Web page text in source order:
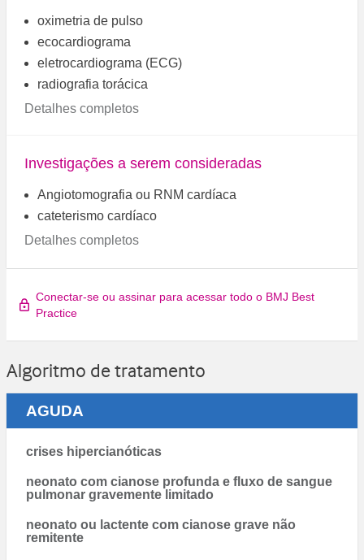
oximetria de pulso
ecocardiograma
eletrocardiograma (ECG)
radiografia torácica
Detalhes completos
Investigações a serem consideradas
Angiotomografia ou RNM cardíaca
cateterismo cardíaco
Detalhes completos
Conectar-se ou assinar para acessar todo o BMJ Best
Practice
Algoritmo de tratamento
AGUDA
crises hipercianóticas
neonato com cianose profunda e fluxo de sangue
pulmonar gravemente limitado
neonato ou lactente com cianose grave não
remitente